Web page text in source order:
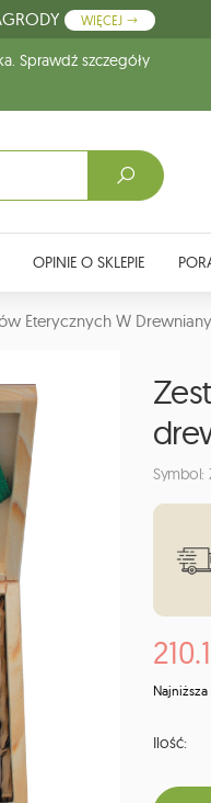
WIĘCEJ
Sprawdź szczegóły
OPINIE O SKLEPIE
Eterycznych W
Symbol:
Ilość: